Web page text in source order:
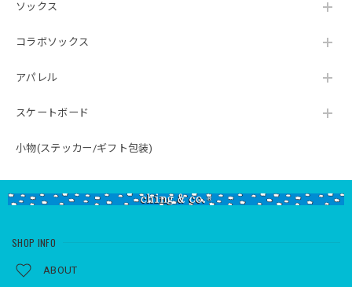
ソックス
コラボソックス
アパレル
スケートボード
小物(ステッカー/ギフト包装)
SHOP INFO
ABOUT